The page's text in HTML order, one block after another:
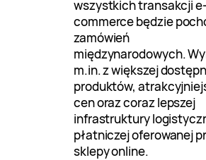
wszystkich transakcji
commerce będzie
zamówień
międzynarodowych.
m.in. z większej
produktów,
cen oraz coraz lepszej
infrastruktury
płatniczej oferowanej
sklepy online.